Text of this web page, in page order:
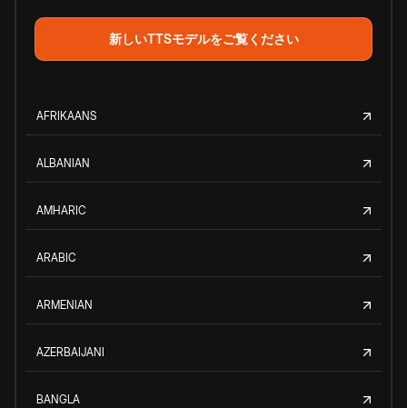
新しいTTSモデルをご覧ください
AFRIKAANS
ALBANIAN
AMHARIC
ARABIC
ARMENIAN
AZERBAIJANI
BANGLA